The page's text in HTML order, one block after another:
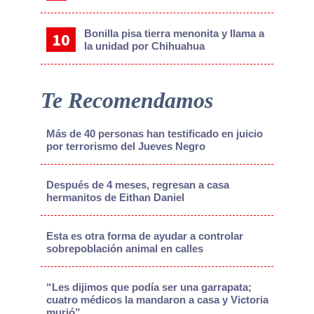
Bonilla pisa tierra menonita y llama a
la unidad por Chihuahua
Te Recomendamos
Más de 40 personas han testificado en juicio
por terrorismo del Jueves Negro
Después de 4 meses, regresan a casa
hermanitos de Eithan Daniel
Esta es otra forma de ayudar a controlar
sobrepoblación animal en calles
“Les dijimos que podía ser una garrapata;
cuatro médicos la mandaron a casa y Victoria